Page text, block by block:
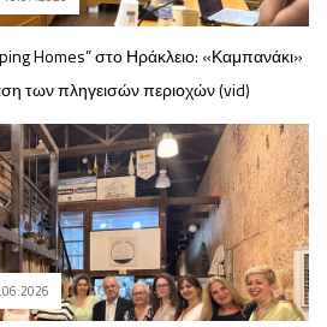
Homes” στο Ηράκλειο: «Καμπανάκι»
των πληγεισών περιοχών (vid)